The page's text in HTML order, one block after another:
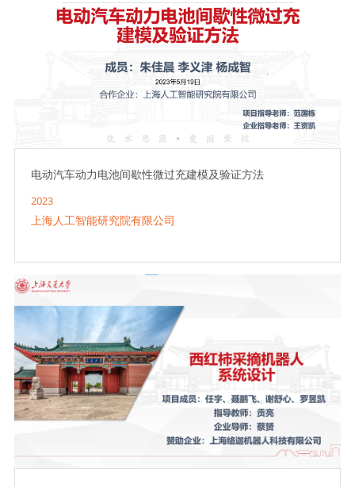
电动汽车动力电池间歇性微过充建模及验证方法
2023
上海人工智能研究院有限公司